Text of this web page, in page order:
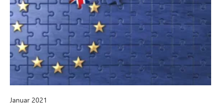
Januar 2021